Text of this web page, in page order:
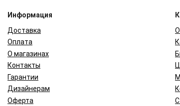
Информация
Доставка
Оплата
О магазинах
Контакты
Гарантии
Дизайнерам
Оферта